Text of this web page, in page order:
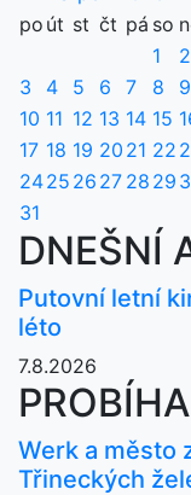
po út st čt pá so
1
2
3
4 5 6 7 8
9
10 11 12 13 14 15
17 18 19 20 21 22
2425 26 27 28 29
31
DNEŠNÍ
Putovní letní
léto
7.8.2026
Werk a město
Třineckých